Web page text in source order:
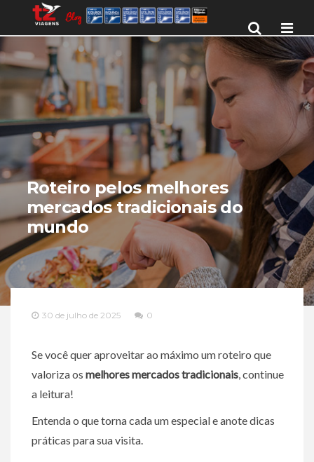
Roteiro pelos melhores
mercados tradicionais do
mundo
30 de julho de 2025 0
Se você quer aproveitar ao máximo um roteiro que
valoriza os melhores mercados tradicionais, continue
a leitura!
Entenda o que torna cada um especial e anote dicas
práticas para sua visita.